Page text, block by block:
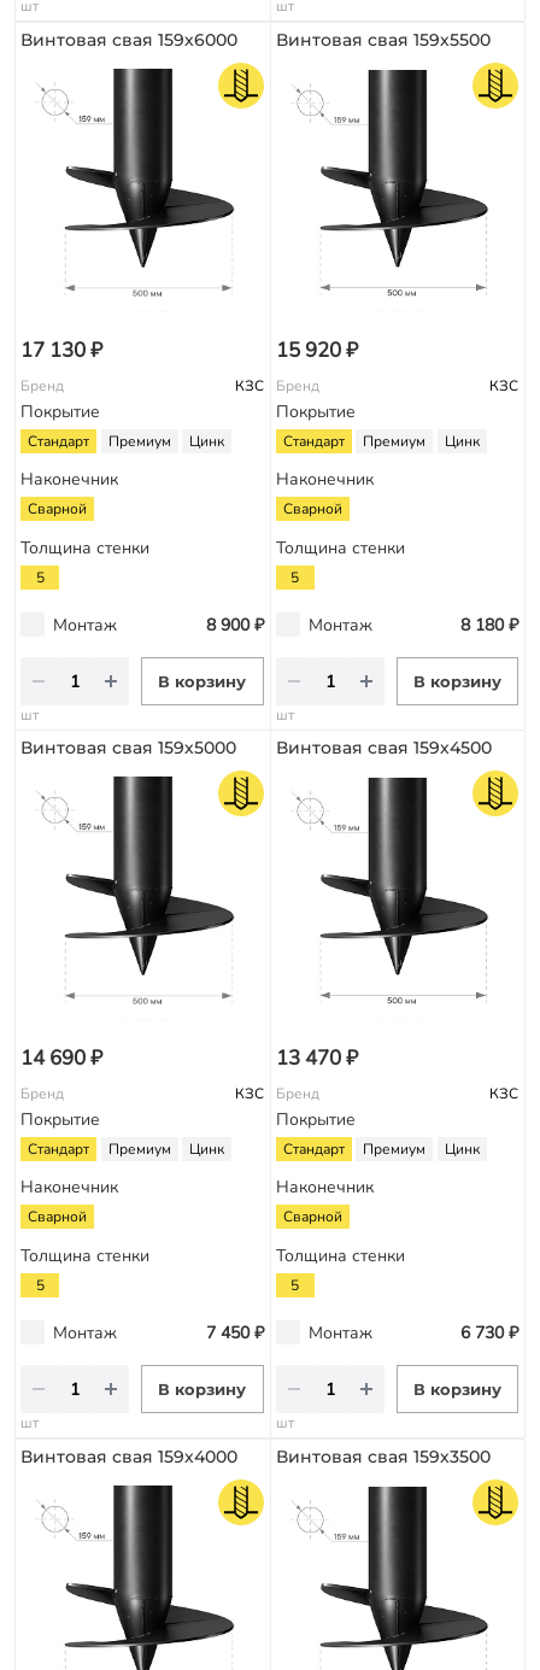
шт шт
Винтовая свая 159х6000
17 130 ₽
Бренд КЗС
Покрытие
Стандарт Премиум Цинк
Наконечник
Сварной
Толщина стенки
5
Монтаж 8 900 ₽
В корзину
шт
Винтовая свая 159х5500
15 920 ₽
Бренд КЗС
Покрытие
Стандарт Премиум Цинк
Наконечник
Сварной
Толщина стенки
5
Монтаж 8 180 ₽
В корзину
шт
Винтовая свая 159х5000
14 690 ₽
Бренд КЗС
Покрытие
Стандарт Премиум Цинк
Наконечник
Сварной
Толщина стенки
5
Монтаж 7 450 ₽
В корзину
шт
Винтовая свая 159х4500
13 470 ₽
Бренд КЗС
Покрытие
Стандарт Премиум Цинк
Наконечник
Сварной
Толщина стенки
5
Монтаж 6 730 ₽
В корзину
шт
Винтовая свая 159х4000 Винтовая свая 159х3500